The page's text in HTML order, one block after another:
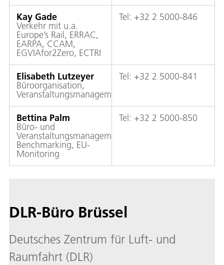
Kay Gade
Verkehr mit u.a.
Europe’s Rail, ERRAC,
EARPA, CCAM,
EGVIAfor2Zero, ECTRI
Tel: +32 2 5000-846
Elisabeth Lutzeyer
Büroorganisation,
Veranstaltungsmanagement
Tel: +32 2 5000-841
Bettina Palm
Büro- und
Veranstaltungsmanagement,
Benchmarking, EU-
Monitoring
Tel: +32 2 5000-850
DLR-Büro Brüssel
Deutsches Zentrum für Luft- und
Raumfahrt (DLR)